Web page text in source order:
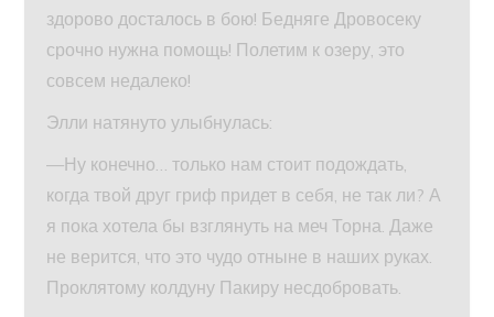
здорово досталось в бою! Бедняге Дровосеку
срочно нужна помощь! Полетим к озеру, это
совсем недалеко!
Элли натянуто улыбнулась:
—Ну конечно… только нам стоит подождать,
когда твой друг гриф придет в себя, не так ли? А
я пока хотела бы взглянуть на меч Торна. Даже
не верится, что это чудо отныне в наших руках.
Проклятому колдуну Пакиру несдобровать.